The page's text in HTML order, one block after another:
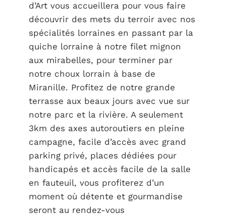
d’Art vous accueillera pour vous faire
découvrir des mets du terroir avec nos
spécialités lorraines en passant par la
quiche lorraine à notre filet mignon
aux mirabelles, pour terminer par
notre choux lorrain à base de
Miranille. Profitez de notre grande
terrasse aux beaux jours avec vue sur
notre parc et la rivière. A seulement
3km des axes autoroutiers en pleine
campagne, facile d’accès avec grand
parking privé, places dédiées pour
handicapés et accès facile de la salle
en fauteuil, vous profiterez d’un
moment où détente et gourmandise
seront au rendez-vous